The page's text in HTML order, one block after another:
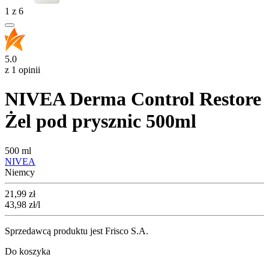
1 z 6
5.0
z 1 opinii
NIVEA Derma Control Restore
Żel pod prysznic 500ml
500 ml
NIVEA
Niemcy
Cena
21,99 zł
43,98 zł/l
Sprzedawcą produktu jest Frisco S.A.
Do koszyka